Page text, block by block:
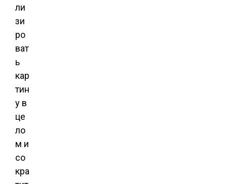
ли
зи
ро
ват
ь
кар
тин
у в
це
ло
м и
со
кра